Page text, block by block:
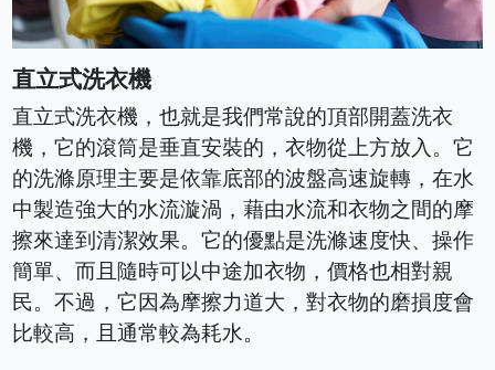
直立式洗衣機
直立式洗衣機，也就是我們常說的頂部開蓋洗衣
機，它的滾筒是垂直安裝的，衣物從上方放入。它
的洗滌原理主要是依靠底部的波盤高速旋轉，在水
中製造強大的水流漩渦，藉由水流和衣物之間的摩
擦來達到清潔效果。它的優點是洗滌速度快、操作
簡單、而且隨時可以中途加衣物，價格也相對親
民。不過，它因為摩擦力道大，對衣物的磨損度會
比較高，且通常較為耗水。